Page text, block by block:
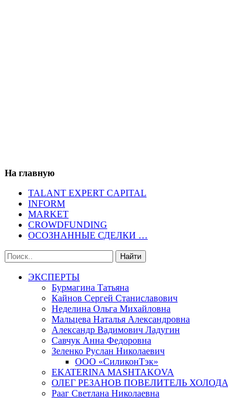
На главную
TALANT EXPERT CAPITAL
INFORM
MARKET
CROWDFUNDING
ОСОЗНАННЫЕ СДЕЛКИ …
ЭКСПЕРТЫ
Бурмагина Татьяна
Кайнов Сергей Станиславович
Неделина Ольга Михайловна
Мальцева Наталья Александровна
Александр Вадимович Ладугин
Савчук Анна Федоровна
Зеленко Руслан Николаевич
ООО «СиликонТэк»
EKATERINA MASHTAKOVA
ОЛЕГ РЕЗАНОВ ПОВЕЛИТЕЛЬ ХОЛОДА
Рааг Светлана Николаевна